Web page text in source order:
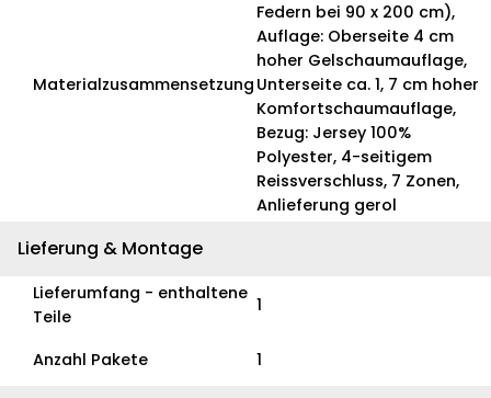
Materialzusammensetzung
Federn bei 90 x 200 cm),
Auflage: Oberseite 4 cm
hoher Gelschaumauflage,
Unterseite ca. 1, 7 cm hoher
Komfortschaumauflage,
Bezug: Jersey 100%
Polyester, 4-seitigem
Reissverschluss, 7 Zonen,
Anlieferung gerol
Lieferung & Montage
Lieferumfang - enthaltene
Teile
1
Anzahl Pakete 1